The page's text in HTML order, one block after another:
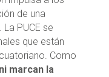
de una
PUCE se
que están
Como
marcan la